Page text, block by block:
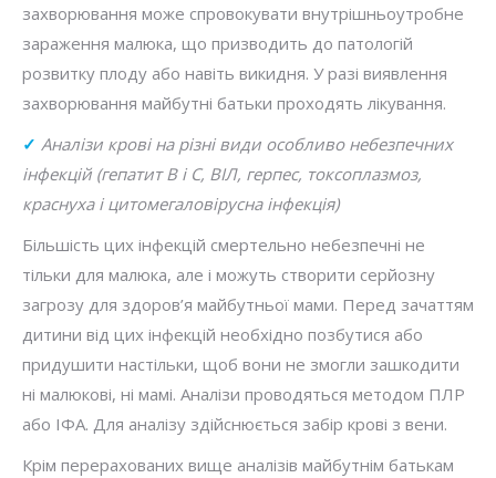
захворювання може спровокувати внутрішньоутробне
зараження малюка, що призводить до патологій
розвитку плоду або навіть викидня. У разі виявлення
захворювання майбутні батьки проходять лікування.
✓ Аналізи крові на різні види особливо небезпечних
інфекцій (гепатит В і С, ВІЛ, герпес, токсоплазмоз,
краснуха і цитомегаловірусна інфекція)
Більшість цих інфекцій смертельно небезпечні не
тільки для малюка, але і можуть створити серйозну
загрозу для здоров’я майбутньої мами. Перед зачаттям
дитини від цих інфекцій необхідно позбутися або
придушити настільки, щоб вони не змогли зашкодити
ні малюкові, ні мамі. Аналізи проводяться методом ПЛР
або ІФА. Для аналізу здійснюється забір крові з вени.
Крім перерахованих вище аналізів майбутнім батькам